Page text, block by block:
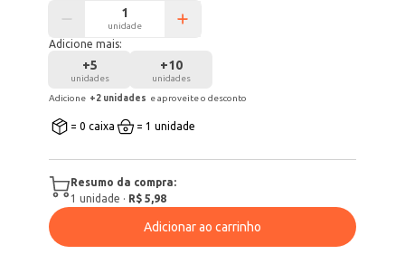
unidade
Adicione mais:
+5
unidades
+10
unidades
Adicione +2 unidades e aproveite o desconto
= 0 caixa = 1 unidade
Resumo da compra:
1 unidade · R$ 5,98
Adicionar ao carrinho